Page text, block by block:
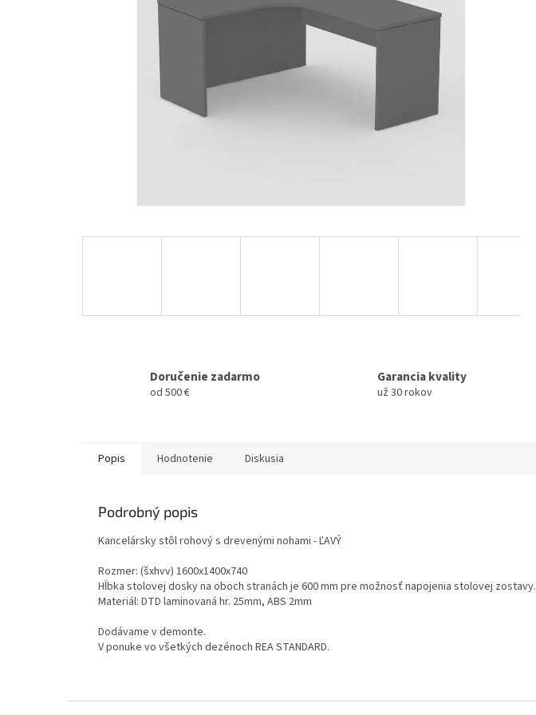
Doručenie zadarmo
od 500 €
Garancia kvality
už 30 rokov
Popis Hodnotenie Diskusia
Podrobný popis
Kancelársky stôl rohový s drevenými nohami - ĽAVÝ
Rozmer: (šxhvv) 1600x1400x740
Hĺbka stolovej dosky na oboch stranách je 600 mm pre možnosť napojenia stolovej zostavy.
Materiál: DTD laminovaná hr. 25mm, ABS 2mm
Dodávame v demonte.
V ponuke vo všetkých dezénoch REA STANDARD.